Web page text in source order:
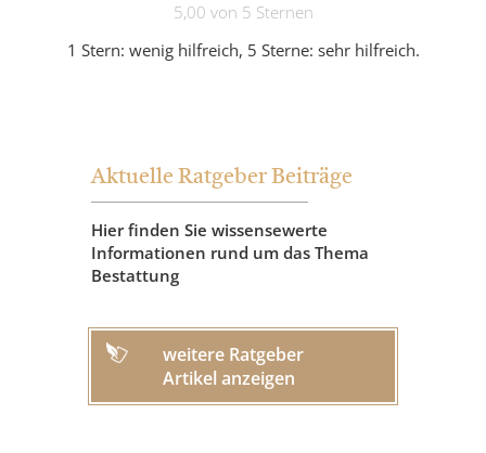
5,00 von 5 Sternen
1 Stern: wenig hilfreich, 5 Sterne: sehr hilfreich.
Aktuelle Ratgeber Beiträge
Hier finden Sie wissensewerte
Informationen rund um das Thema
Bestattung
weitere Ratgeber
Artikel anzeigen